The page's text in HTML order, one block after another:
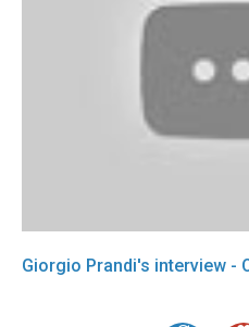
Giorgio Prandi's interview -